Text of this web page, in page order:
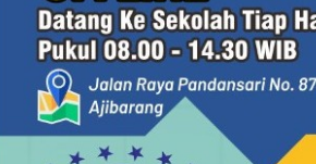
Ilmu
setiap pagi di SMK
telah dipenuhi wajah-wajah yang
37 kali